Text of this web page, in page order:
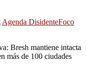
Agenda DisidenteFoco
Bresh mantiene intacta
más de 100 ciudades